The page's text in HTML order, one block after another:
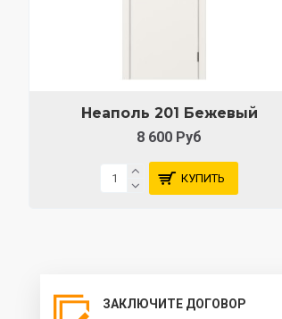
Неаполь 201 Бежевый
8 600 Руб
КУПИТЬ
ЗАКЛЮЧИТЕ ДОГОВОР